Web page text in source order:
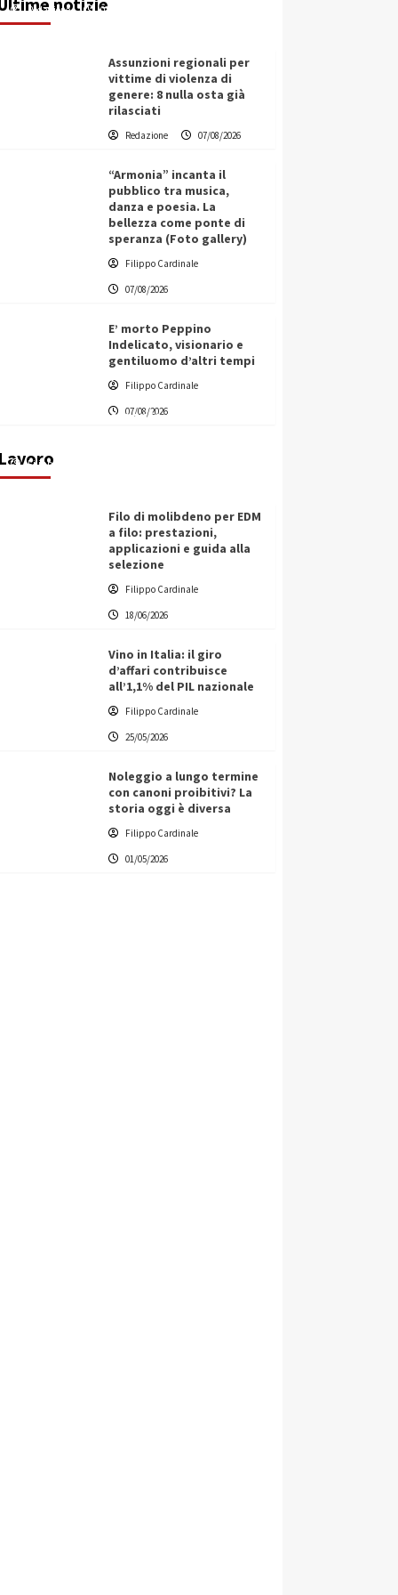
Redazione 07/08/2026
Assunzioni regionali per
vittime di violenza di
genere: 8 nulla osta già
rilasciati
Redazione 07/08/2026
“Armonia” incanta il
pubblico tra musica,
danza e poesia. La
bellezza come ponte di
speranza (Foto gallery)
Filippo Cardinale
07/08/2026
E’ morto Peppino
Indelicato, visionario e
gentiluomo d’altri tempi
Filippo Cardinale
07/08/2026
Lavoro
L’ingegnere saccense Buscarnera
partner chiave di un progetto
transnazionale per la transizione
Filippo Cardinale
Filo di molibdeno per EDM
a filo: prestazioni,
applicazioni e guida alla
selezione
Filippo Cardinale
18/06/2026
Vino in Italia: il giro
d’affari contribuisce
all’1,1% del PIL nazionale
Filippo Cardinale
25/05/2026
Noleggio a lungo termine
con canoni proibitivi? La
storia oggi è diversa
Filippo Cardinale
01/05/2026